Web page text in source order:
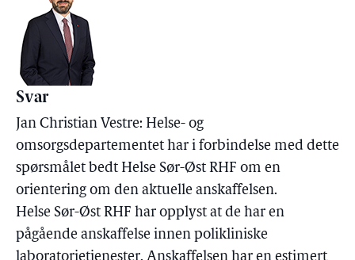
Svar
Jan Christian Vestre: Helse- og
omsorgsdepartementet har i forbindelse med dette
spørsmålet bedt Helse Sør-Øst RHF om en
orientering om den aktuelle anskaffelsen.
Helse Sør-Øst RHF har opplyst at de har en
pågående anskaffelse innen polikliniske